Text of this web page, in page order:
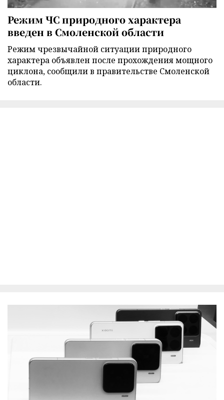
Режим ЧС природного характера
введен в Смоленской области
Режим чрезвычайной ситуации природного
характера объявлен после прохождения мощного
циклона, сообщили в правительстве Смоленской
области.